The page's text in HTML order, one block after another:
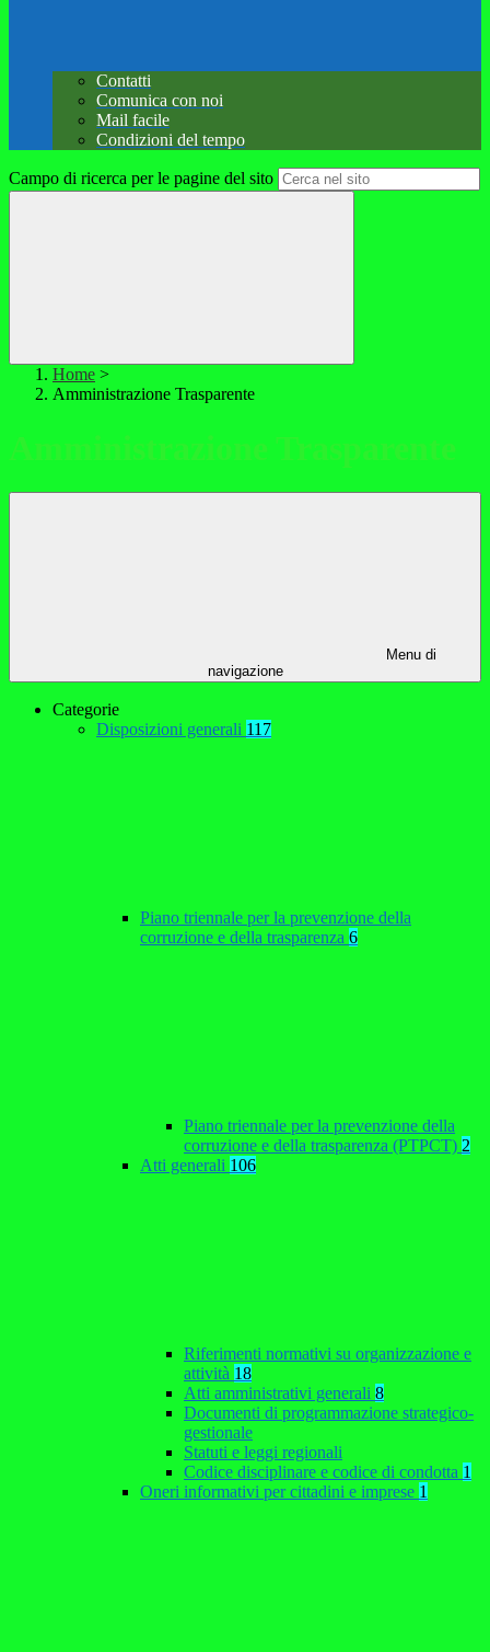
Contatti
Comunica con noi
Mail facile
Condizioni del tempo
Campo di ricerca per le pagine del sito
Home >
Amministrazione Trasparente
Amministrazione Trasparente
Menu di
navigazione
Categorie
Disposizioni generali 117
Piano triennale per la prevenzione della
corruzione e della trasparenza 6
Piano triennale per la prevenzione della
corruzione e della trasparenza (PTPCT) 2
Atti generali 106
Riferimenti normativi su organizzazione e
attività 18
Atti amministrativi generali 8
Documenti di programmazione strategico-
gestionale
Statuti e leggi regionali
Codice disciplinare e codice di condotta 1
Oneri informativi per cittadini e imprese 1